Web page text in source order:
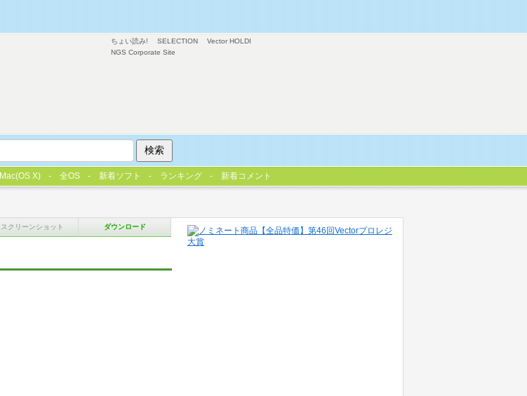
スクリーンショット ダウンロード
ちょい読み! SELECTION
Vector HOLDI
NGS Corporate Site
Mac(OS X) 全OS 新着ソフト ランキング 新着コメント